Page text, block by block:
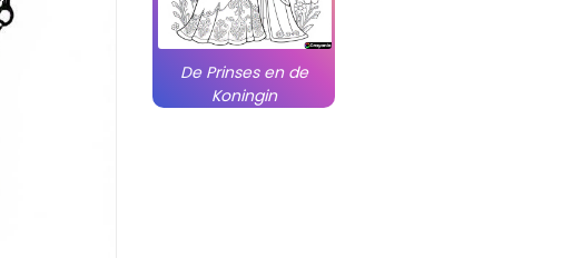
De Prinses en de
Koningin